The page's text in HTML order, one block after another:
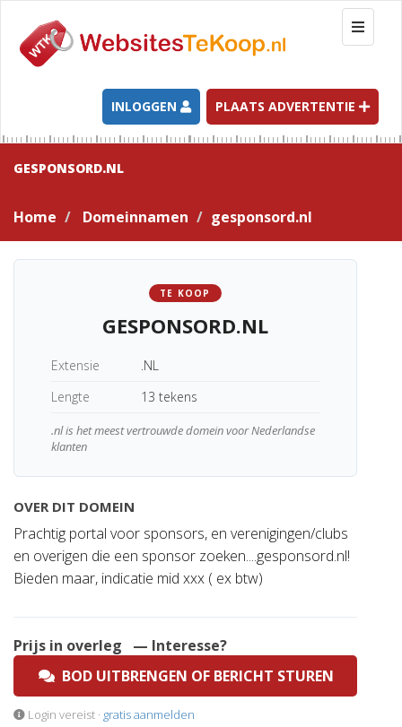
T
o
g
l
e
n
a
t
INLOGGEN PLAATS ADVERTENTIE
GESPONSORD.NL
Home Domeinnamen gesponsord.nl
TE KOOP
GESPONSORD.NL
Extensie
.NL
Lengte
13 tekens
.nl is het meest vertrouwde domein voor Nederlandse
klanten
OVER DIT DOMEIN
Prachtig portal voor sponsors, en verenigingen/clubs
en overigen die een sponsor zoeken....gesponsord.nl!
Bieden maar, indicatie mid xxx ( ex btw)
Prijs in overleg
— Interesse?
BOD UITBRENGEN OF BERICHT STUREN
Login vereist · gratis aanmelden